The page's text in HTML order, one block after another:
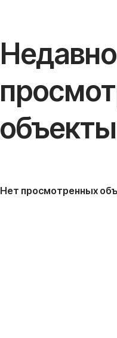
Недавно
объекты
Нет просмотренных